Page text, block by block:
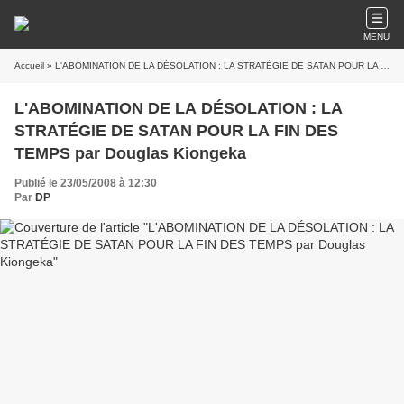
MENU
Accueil » L'ABOMINATION DE LA DÉSOLATION : LA STRATÉGIE DE SATAN POUR LA FIN DES TEMPS par Douglas Kiongeka
L'ABOMINATION DE LA DÉSOLATION : LA
STRATÉGIE DE SATAN POUR LA FIN DES
TEMPS par Douglas Kiongeka
Publié le 23/05/2008 à 12:30
Par DP